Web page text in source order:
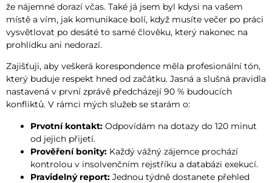
že nájemné dorazí včas. Také já jsem byl kdysi na vašem
místě a vím, jak komunikace bolí, když musíte večer po práci
vysvětlovat po desáté to samé člověku, který nakonec na
prohlídku ani nedorazí.
Zajišťuji, aby veškerá korespondence měla profesionální tón,
který buduje respekt hned od začátku. Jasná a slušná pravidla
nastavená v první zprávě předcházejí 90 % budoucích
konfliktů. V rámci mých služeb se starám o:
Prvotní kontakt: Odpovídám na dotazy do 120 minut
od jejich přijetí.
Prověření bonity: Každý vážný zájemce prochází
kontrolou v insolvenčním rejstříku a databázi exekucí.
Pravidelný report: Jednou týdně dostanete přehled